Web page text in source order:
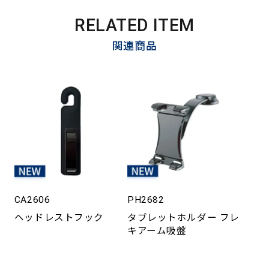
RELATED ITEM
関連商品
CA2606
ヘッドレストフック
PH2682
タブレットホルダー フレ
キアーム吸盤